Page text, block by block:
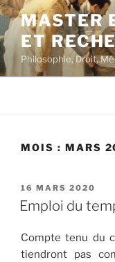
Aller
au
contenu
principal
MASTER
ET
Philosophie, Droit,
MOIS : MARS
PUBLIÉ
LE
16 MARS 2020
Emploi du
Compte tenu du
tiendront pas